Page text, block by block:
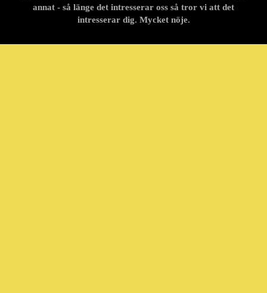
annat - så länge det intresserar oss så tror vi att det
intresserar dig. Mycket nöje.